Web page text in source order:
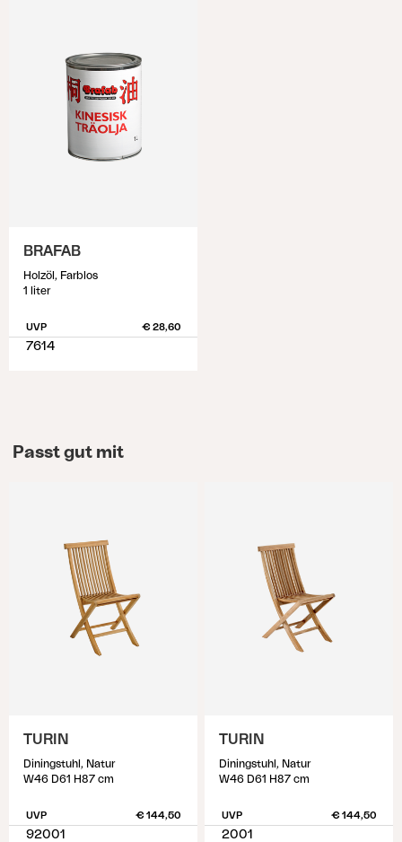
BRAFAB
Holzöl, Farblos
1 liter
UVP € 28,60
7614
Passt gut mit
TURIN
Diningstuhl, Natur
W46 D61 H87 cm
UVP € 144,50
92001
TURIN
Diningstuhl, Natur
W46 D61 H87 cm
UVP € 144,50
2001